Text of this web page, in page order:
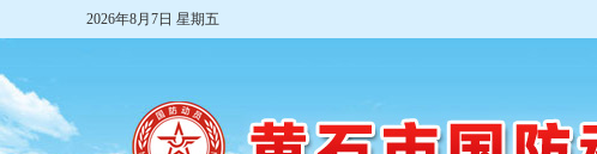
2026年8月7日 星期五